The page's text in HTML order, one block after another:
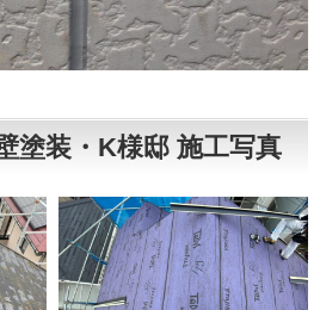
塗装・K様邸 施工写真